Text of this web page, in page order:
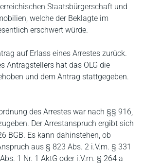
Staatsbürgerschaft und
welche der Beklagte im
erschwert würde.
auf Erlass eines Arrestes zurück.
Antragstellers hat das OLG die
und dem Antrag stattgegeben.
des Arrestes war nach §§ 916,
Der Arrestanspruch ergibt sich
BGB. Es kann dahinstehen, ob
aus § 823 Abs. 2 i.V.m. § 331
1 Nr. 1 AktG oder i.V.m. § 264 a